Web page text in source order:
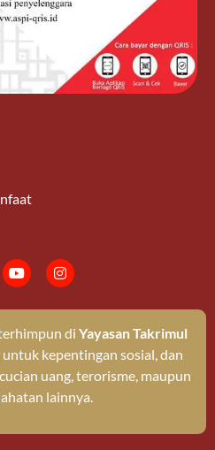
di Yayasan Takrimul
kepentingan sosial, dan
uang, terorisme, maupun
lainnya.